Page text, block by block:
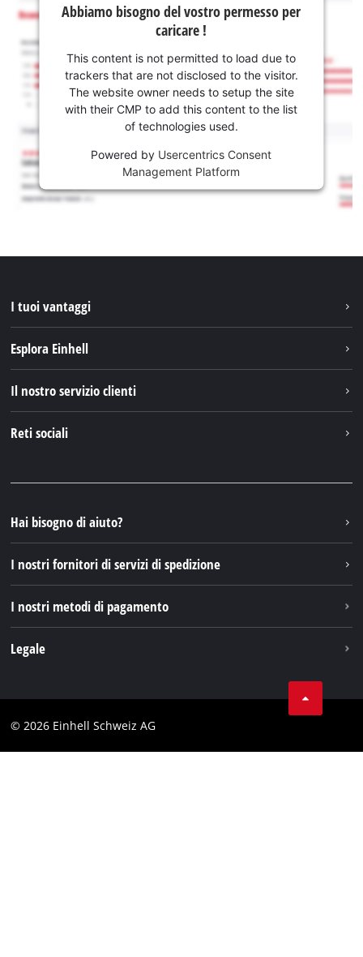
Abbiamo bisogno del vostro permesso per
caricare !
This content is not permitted to load due to
trackers that are not disclosed to the visitor.
The website owner needs to setup the site
with their CMP to add this content to the list
of technologies used.
Powered by Usercentrics Consent
Management Platform
I tuoi vantaggi
Esplora Einhell
Einhell Germany AG
Il nostro servizio clienti
Reti sociali
Instagram
TikTok
Pinterest
Hai bisogno di aiuto?
I nostri fornitori di servizi di spedizione
I nostri metodi di pagamento
Legale
Testata
© 2026 Einhell Schweiz AG